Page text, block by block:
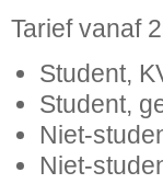
Tarief vanaf
Student,
Student,
Niet-
Niet-